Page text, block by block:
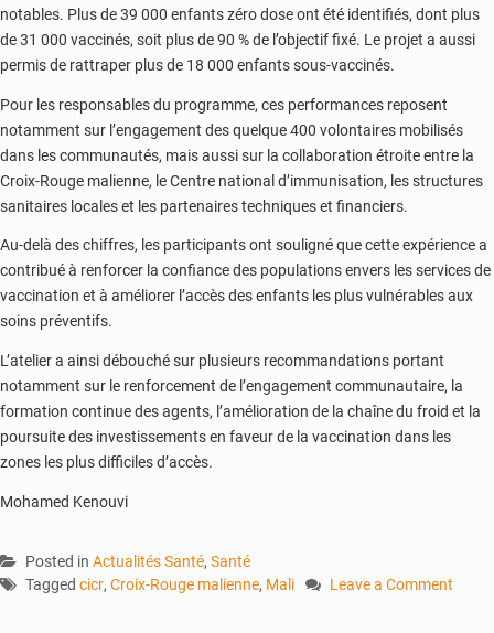
notables. Plus de 39 000 enfants zéro dose ont été identifiés, dont plus
de 31 000 vaccinés, soit plus de 90 % de l’objectif fixé. Le projet a aussi
permis de rattraper plus de 18 000 enfants sous-vaccinés.
Pour les responsables du programme, ces performances reposent
notamment sur l’engagement des quelque 400 volontaires mobilisés
dans les communautés, mais aussi sur la collaboration étroite entre la
Croix-Rouge malienne, le Centre national d’immunisation, les structures
sanitaires locales et les partenaires techniques et financiers.
Au-delà des chiffres, les participants ont souligné que cette expérience a
contribué à renforcer la confiance des populations envers les services de
vaccination et à améliorer l’accès des enfants les plus vulnérables aux
soins préventifs.
L’atelier a ainsi débouché sur plusieurs recommandations portant
notamment sur le renforcement de l’engagement communautaire, la
formation continue des agents, l’amélioration de la chaîne du froid et la
poursuite des investissements en faveur de la vaccination dans les
zones les plus difficiles d’accès.
Mohamed Kenouvi
Posted in Actualités Santé, Santé
Tagged cicr, Croix-Rouge malienne, Mali
Leave a Comment